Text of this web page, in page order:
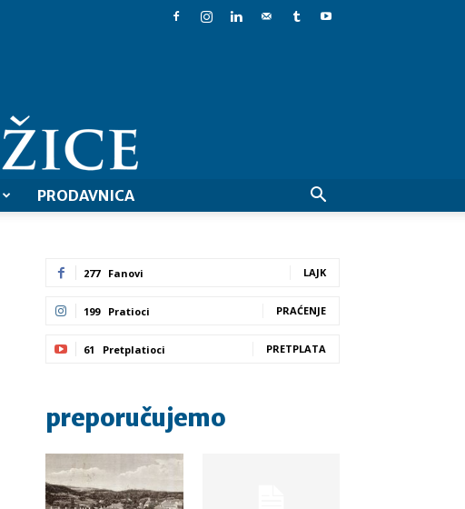
PRODAVNICA
277 Fanovi LAJK
199 Pratioci PRAĆENJE
61 Pretplatioci PRETPLATA
preporučujemo